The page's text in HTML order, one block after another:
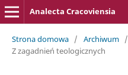
Analecta Cracoviensia
Strona domowa / Archiwum /
Z zagadnień teologicznych